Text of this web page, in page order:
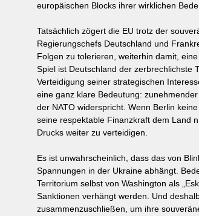
europäischen Blocks ihrer wirklichen
Tatsächlich zögert die EU trotz der
Regierungschefs Deutschland und
Folgen zu tolerieren, weiterhin damit,
Spiel ist Deutschland der zerbrechlichste
Verteidigung seiner strategischen
eine ganz klare Bedeutung:
der NATO widerspricht. Wenn Berlin
seine respektable Finanzkraft dem Land
Drucks weiter zu verteidigen.
Es ist unwahrscheinlich, dass das von
Spannungen in der Ukraine abhängt.
Territorium selbst von Washington als
Sanktionen verhängt werden. Und
zusammenzuschließen, um ihre